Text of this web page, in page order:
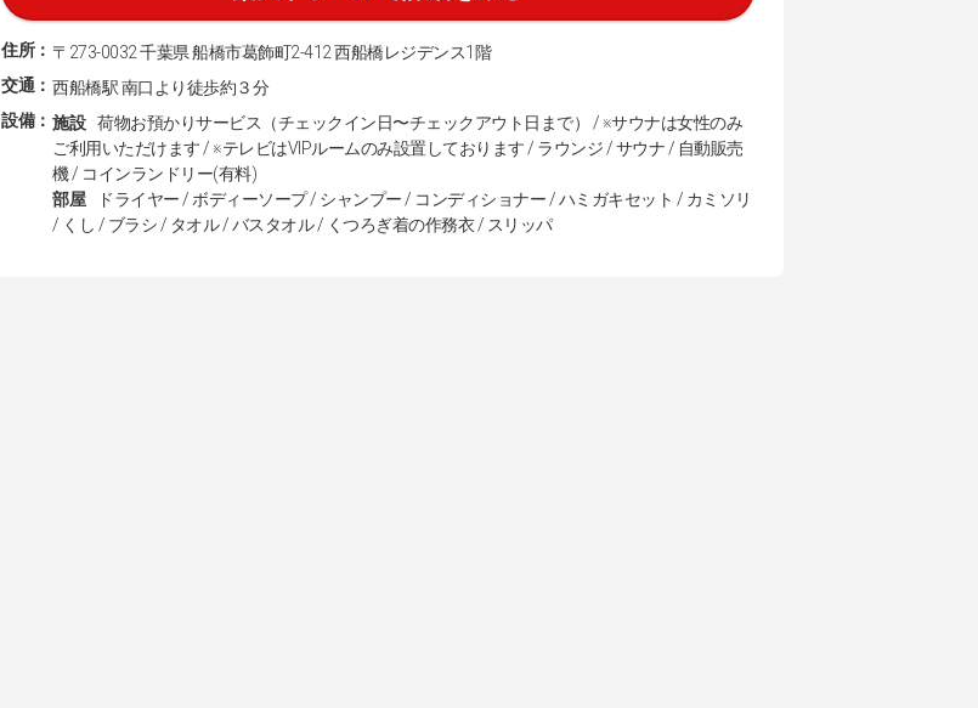
住所： 〒273-0032 千葉県 船橋市葛飾町2-412 西船橋レジデンス1階
交通： 西船橋駅 南口より徒歩約３分
設備： 施設
荷物お預かりサービス（チェックイン日〜チェックアウト日まで） / ※サウナは女性のみ
ご利用いただけます / ※テレビはVIPルームのみ設置しております / ラウンジ / サウナ / 自動販売
機 / コインランドリー(有料)
部屋
ドライヤー / ボディーソープ / シャンプー / コンディショナー / ハミガキセット / カミソリ
/ くし / ブラシ / タオル / バスタオル / くつろぎ着の作務衣 / スリッパ